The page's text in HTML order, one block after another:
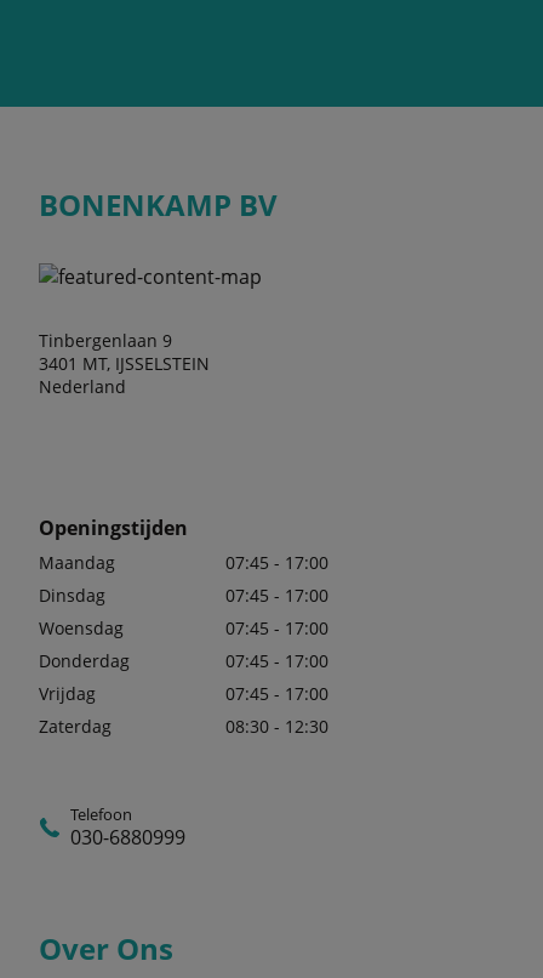
BONENKAMP BV
Tinbergenlaan 9
3401 MT, IJSSELSTEIN
Nederland
Openingstijden
Maandag
07:45 - 17:00
Dinsdag
07:45 - 17:00
Woensdag
07:45 - 17:00
Donderdag
07:45 - 17:00
Vrijdag
07:45 - 17:00
Zaterdag
08:30 - 12:30
Telefoon
030-6880999
Over Ons